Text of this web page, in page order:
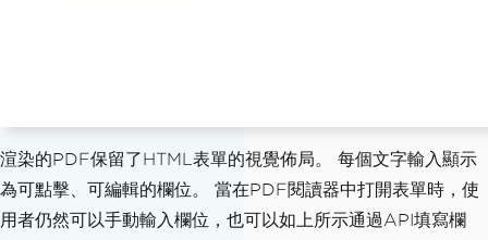
indFormField("lastname")
last_name_field
Value =
"Mouse"
( last_name_field. Value))
渲染的PDF保留了HTML表單的視覺佈局。 每個文字輸入顯示
為可點擊、可編輯的欄位。 當在PDF閱讀器中打開表單時，使
用者仍然可以手動輸入欄位，也可以如上所示通過API填寫欄